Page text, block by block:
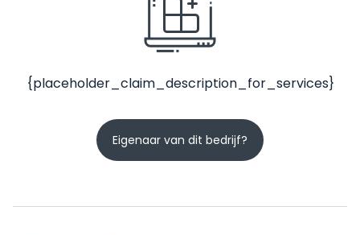
{placeholder_claim_description_for_services}
Eigenaar van dit bedrijf?